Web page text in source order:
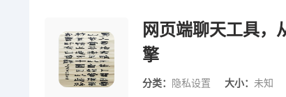
网页端聊天工具，
擎
分类： 隐私设置 大小： 未知